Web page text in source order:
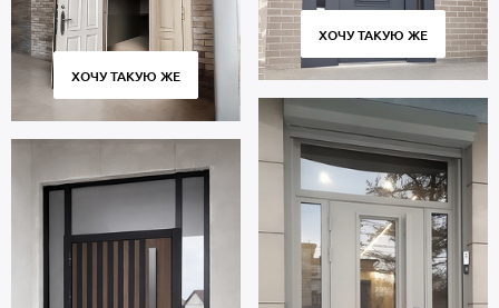
ХОЧУ ТАКУЮ ЖЕ
ХОЧУ ТАКУЮ ЖЕ